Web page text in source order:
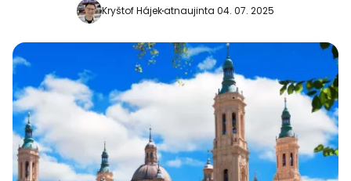
Kryštof Hájekatnaujinta 04. 07. 2025
Tęsti su Facebook
Tęsti el. paštu